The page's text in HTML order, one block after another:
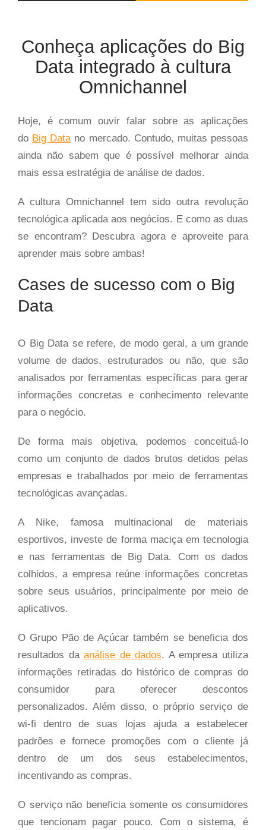
Conheça aplicações do Big
Data integrado à cultura
Omnichannel
Hoje, é comum ouvir falar sobre as aplicações
do Big Datano mercado. Contudo, muitas pessoas
ainda não sabem que é possível melhorar ainda
mais essa estratégia de análise de dados.
A cultura Omnichannel tem sido outra revolução
tecnológica aplicada aos negócios. E como as duas
se encontram? Descubra agora e aproveite para
aprender mais sobre ambas!
Cases de sucesso com o Big
Data
O Big Data se refere, de modo geral, a um grande
volume de dados, estruturados ou não, que são
analisados por ferramentas específicas para gerar
informações concretas e conhecimento relevante
para o negócio.
De forma mais objetiva, podemos conceituá-lo
como um conjunto de dados brutos detidos pelas
empresas e trabalhados por meio de ferramentas
tecnológicas avançadas.
A Nike, famosa multinacional de materiais
esportivos, investe de forma maciça em tecnologia
e nas ferramentas de Big Data. Com os dados
colhidos, a empresa reúne informações concretas
sobre seus usuários, principalmente por meio de
aplicativos.
O Grupo Pão de Açúcar também se beneficia dos
resultados daanálise de dados. A empresa utiliza
informações retiradas do histórico de compras do
consumidor para oferecer descontos
personalizados. Além disso, o próprio serviço de
wi-fi dentro de suas lojas ajuda a estabelecer
padrões e fornece promoções com o cliente já
dentro de um dos seus estabelecimentos,
incentivando as compras.
O serviço não beneficia somente os consumidores
que tencionam pagar pouco. Com o sistema, é